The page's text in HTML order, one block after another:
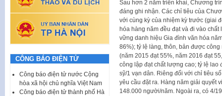
Sau hơn 2 năm triển khai, Chương
đáng ghi nhận. Các chỉ tiêu của
với cùng kỳ của nhiệm kỳ trước (giai
hóa hàng năm đều đạt và đi vào
vững danh hiệu Gia đình văn hóa
86%); tỷ lệ làng, thôn, bản được
(năm 2015 đạt 55%, năm 2016 đạt
công lập đạt chất lượng cao; tỷ lệ lao
sỹ/1 vạn dân. Riêng đối với chỉ tiêu
yêu cầu đặt ra. Hàng năm giải quyết
148.000 người/năm. Ngoài ra, có 4/
CÔNG BÁO ĐIỆN TỬ
Công báo điện tử nước Cộng
hòa xã hội chủ nghĩa Việt Nam
Công báo điện tử thành phố Hà